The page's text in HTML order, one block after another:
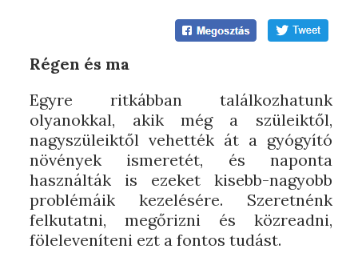
Régen és ma
Egyre ritkábban találkozhatunk
olyanokkal, akik még a szüleiktől,
nagyszüleiktől vehették át a gyógyító
növények ismeretét, és naponta
használták is ezeket kisebb-nagyobb
problémáik kezelésére. Szeretnénk
felkutatni, megőrizni és közreadni,
föleleveníteni ezt a fontos tudást.